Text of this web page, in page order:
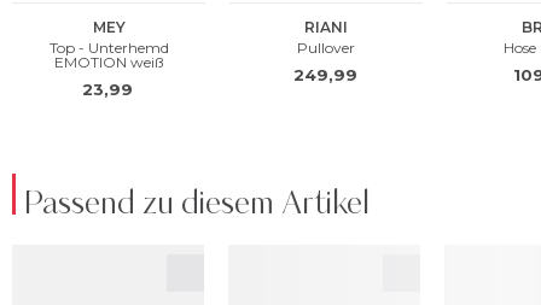
Passend zu diesem Artikel